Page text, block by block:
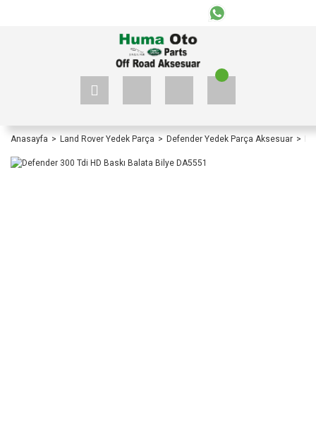
Anasayfa Land Rover Yedek Parça Defender Yedek Parça Aksesuar